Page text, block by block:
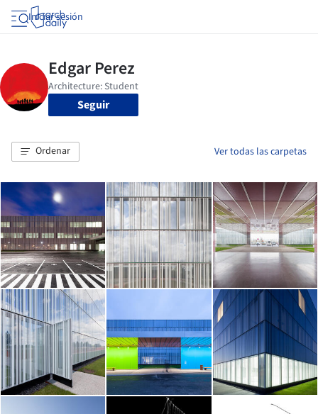
Iniciar sesión
Seguir
Ordenar Ver todas las carpetas